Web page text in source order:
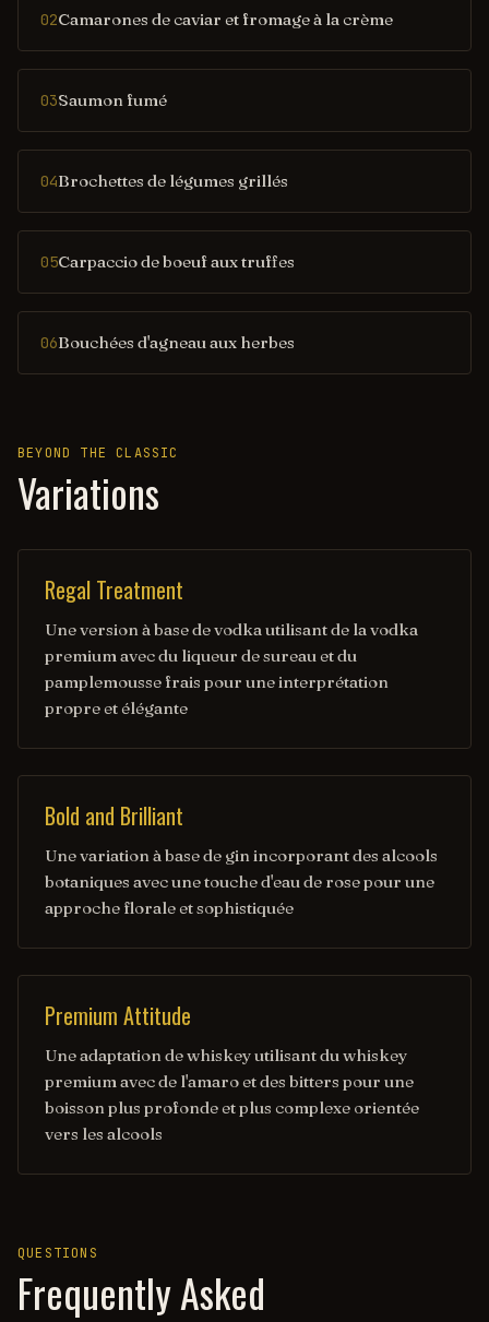
02Camarones de caviar et fromage à la crème
03Saumon fumé
04Brochettes de légumes grillés
05Carpaccio de boeuf aux truffes
06Bouchées d'agneau aux herbes
BEYOND THE CLASSIC
Variations
Regal Treatment
Une version à base de vodka utilisant de la vodka
premium avec du liqueur de sureau et du
pamplemousse frais pour une interprétation
propre et élégante
Bold and Brilliant
Une variation à base de gin incorporant des alcools
botaniques avec une touche d'eau de rose pour une
approche florale et sophistiquée
Premium Attitude
Une adaptation de whiskey utilisant du whiskey
premium avec de l'amaro et des bitters pour une
boisson plus profonde et plus complexe orientée
vers les alcools
QUESTIONS
Frequently Asked